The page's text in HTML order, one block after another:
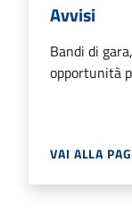
Avvisi
Bandi di
opportunità
VAI ALLA